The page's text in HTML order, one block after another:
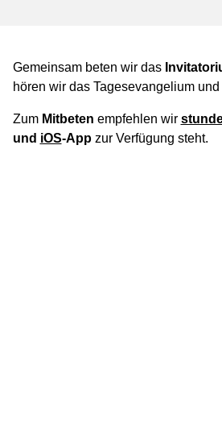
Gemeinsam beten wir das
hören wir das Tagesevangelium
Zum Mitbeten empfehlen wir
und iOS-Appzur Verfügung steht.